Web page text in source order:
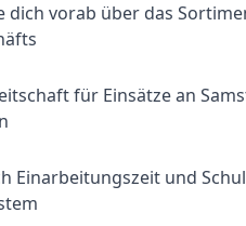
dich vorab über das
für Einsätze an
Einarbeitungszeit und